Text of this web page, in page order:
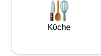
Küche